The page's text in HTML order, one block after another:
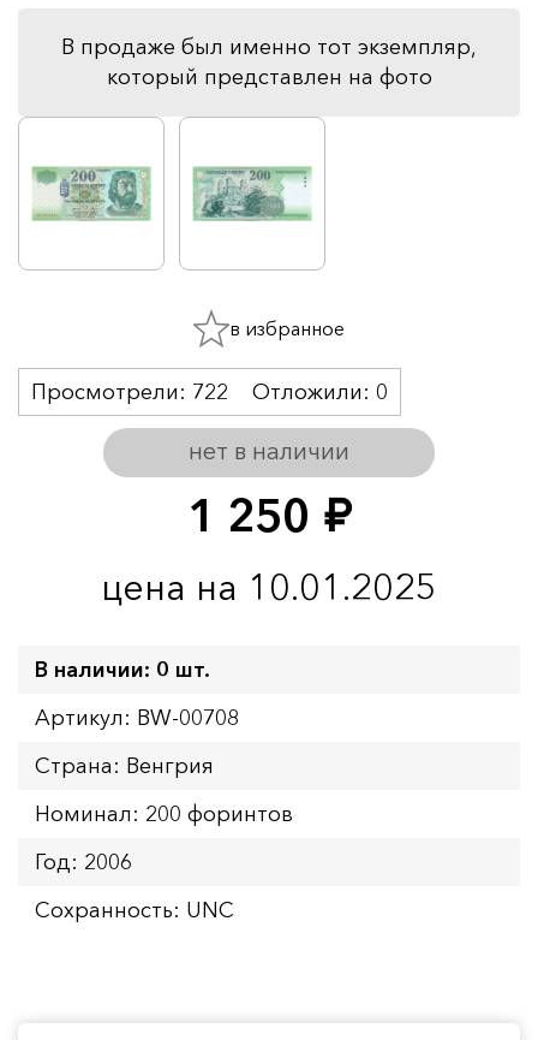
В продаже был именно тот экземпляр,
который представлен на фото
1 250 руб.
цена на 10.01.2025
нет в наличии
Просмотрели: 722 Отложили: 0
в избранное
В наличии: 0 шт.
Артикул: BW-00708
Страна: Венгрия
Номинал: 200 форинтов
Год: 2006
Сохранность: UNC